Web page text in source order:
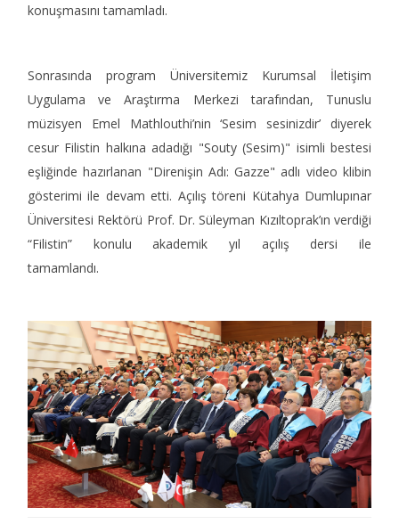
konuşmasını tamamladı.
Sonrasında program Üniversitemiz Kurumsal İletişim
Uygulama ve Araştırma Merkezi tarafından, Tunuslu
müzisyen Emel Mathlouthi’nin ‘Sesim sesinizdir’ diyerek
cesur Filistin halkına adadığı "Souty (Sesim)" isimli bestesi
eşliğinde hazırlanan "Direnişin Adı: Gazze" adlı video klibin
gösterimi ile devam etti. Açılış töreni Kütahya Dumlupınar
Üniversitesi Rektörü Prof. Dr. Süleyman Kızıltoprak’ın verdiği
“Filistin” konulu akademik yıl açılış dersi ile
tamamlandı.